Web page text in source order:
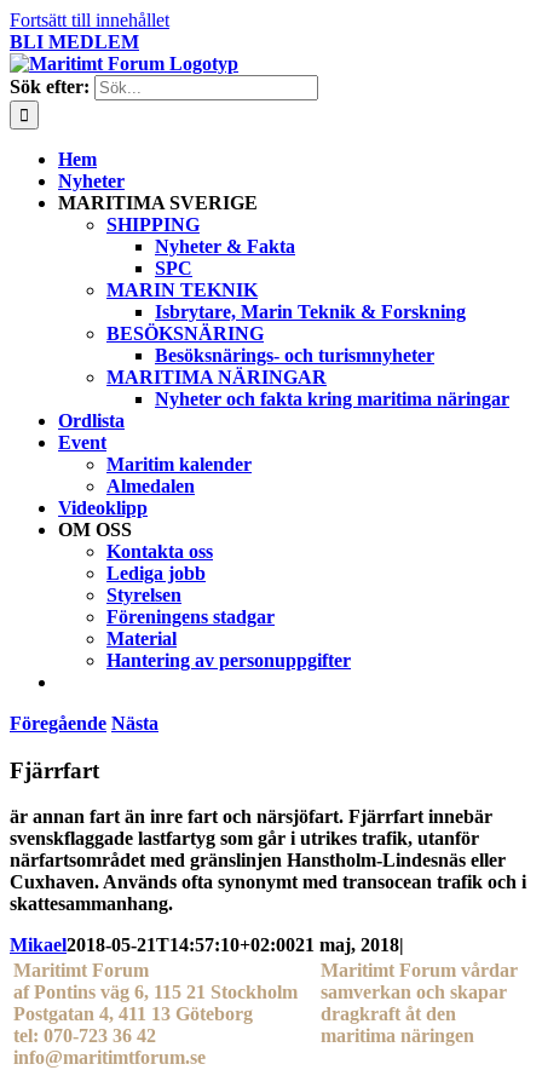
Fortsätt till innehållet
BLI MEDLEM
Sök efter:
Hem
Nyheter
MARITIMA SVERIGE
SHIPPING
Nyheter & Fakta
SPC
MARIN TEKNIK
Isbrytare, Marin Teknik & Forskning
BESÖKSNÄRING
Besöksnärings- och turismnyheter
MARITIMA NÄRINGAR
Nyheter och fakta kring maritima näringar
Ordlista
Event
Maritim kalender
Almedalen
Videoklipp
OM OSS
Kontakta oss
Lediga jobb
Styrelsen
Föreningens stadgar
Material
Hantering av personuppgifter
Föregående Nästa
Fjärrfart
är annan fart än inre fart och närsjöfart. Fjärrfart innebär
svenskflaggade lastfartyg som går i utrikes trafik, utanför
närfartsområdet med gränslinjen Hanstholm-Lindesnäs eller
Cuxhaven. Används ofta synonymt med transocean trafik och i
skattesammanhang.
Mikael2018-05-21T14:57:10+02:0021 maj, 2018|
Maritimt Forum
af Pontins väg 6, 115 21 Stockholm
Postgatan 4, 411 13 Göteborg
tel: 070-723 36 42
info@maritimtforum.se
Maritimt Forum vårdar
samverkan och skapar
dragkraft åt den
maritima näringen